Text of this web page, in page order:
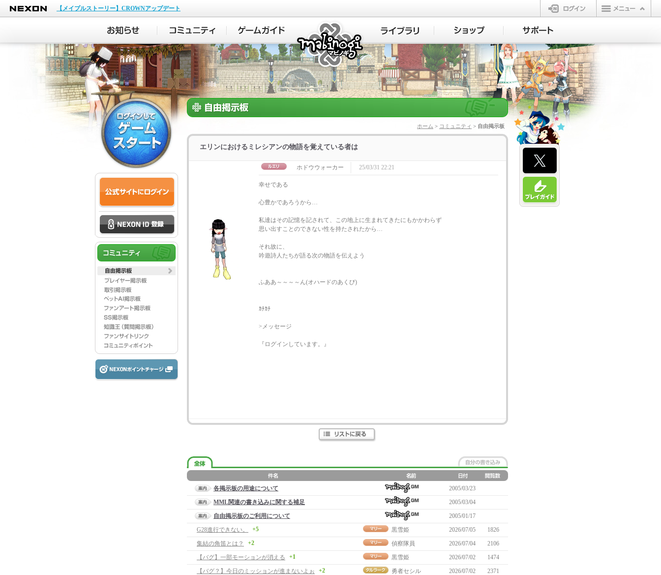
NEXON
【メイプルストーリー】CROWNアップデート
ログイン
マビノギ
ホーム > コミュニティ > 自由掲示板
エリンにおけるミレシアンの物語を覚えている者は
ホドウウォーカー 25/03/31 22:21
幸せである
心豊かであろうから…
私達はその記憶を記されて、この地上に生まれてきたにもかかわらず
思い出すことのできない性を持たされたから…
それ故に、
吟遊詩人たちが語る次の物語を伝えよう
ふああ～～～～ん(オハードのあくび)
ｶﾁｶﾁ
>メッセージ
『ログインしています。』
各掲示板の用途について
2005/03/23
MML関連の書き込みに関する補足
2005/03/04
自由掲示板のご利用について
2005/01/17
G28進行できない。
+5 黒雪姫 2026/07/05
1826
集結の角笛とは？
+2 偵察隊員 2026/07/04
2106
【バグ】一部モーションが消える
+1 黒雪姫 2026/07/02
1474
【バグ？】今日のミッションが進まないよぉ
+2 勇者セシル 2026/07/02
2371